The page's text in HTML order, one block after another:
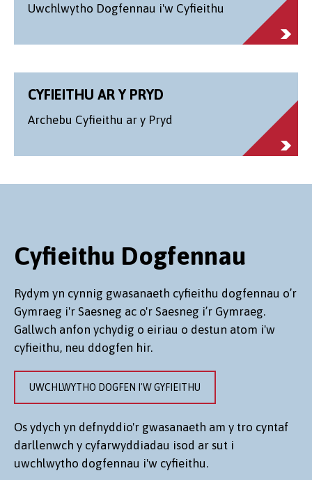
Uwchlwytho Dogfennau i'w Cyfieithu
CYFIEITHU AR Y PRYD
Archebu Cyfieithu ar y Pryd
Cyfieithu Dogfennau
Rydym yn cynnig gwasanaeth cyfieithu dogfennau o’r
Gymraeg i'r Saesneg ac o'r Saesneg i’r Gymraeg.
Gallwch anfon ychydig o eiriau o destun atom i'w
cyfieithu, neu ddogfen hir.
UWCHLWYTHO DOGFEN I'W GYFIEITHU
Os ydych yn defnyddio'r gwasanaeth am y tro cyntaf
darllenwch y cyfarwyddiadau isod ar sut i
uwchlwytho dogfennau i'w cyfieithu.